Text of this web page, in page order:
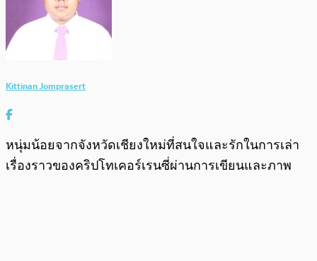
Kittinan Jomprasert
หนุ่มน้อยจากจังหวัดเชียงใหม่ที่สนใจและรักในการเล่า
เรื่องราวของคริปโทเคอร์เรนซี่ผ่านการเขียนและภาพ